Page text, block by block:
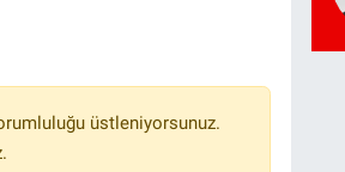
üstleniyorsunuz.